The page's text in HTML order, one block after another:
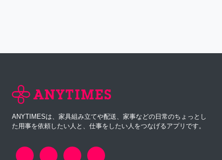
ANYTIMESは、家具組み立てや配送、家事などの日常のちょっとし
た用事を依頼したい人と、仕事をしたい人をつなげるアプリです。